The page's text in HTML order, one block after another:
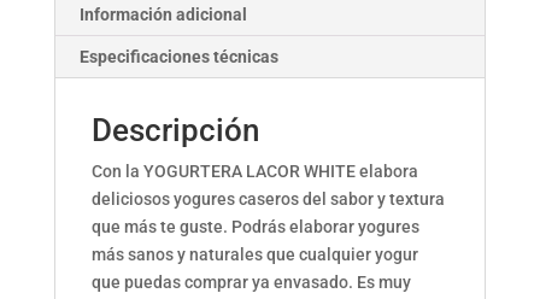
Información adicional
Especificaciones técnicas
Descripción
Con la YOGURTERA LACOR WHITE elabora
deliciosos yogures caseros del sabor y textura
que más te guste. Podrás elaborar yogures
más sanos y naturales que cualquier yogur
que puedas comprar ya envasado. Es muy